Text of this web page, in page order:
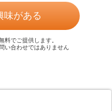
味がある
料でご提供します。
い合わせではありません